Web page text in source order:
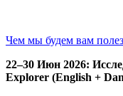
Чем мы будем вам
22–30 Июн 2026:
Explorer (English +